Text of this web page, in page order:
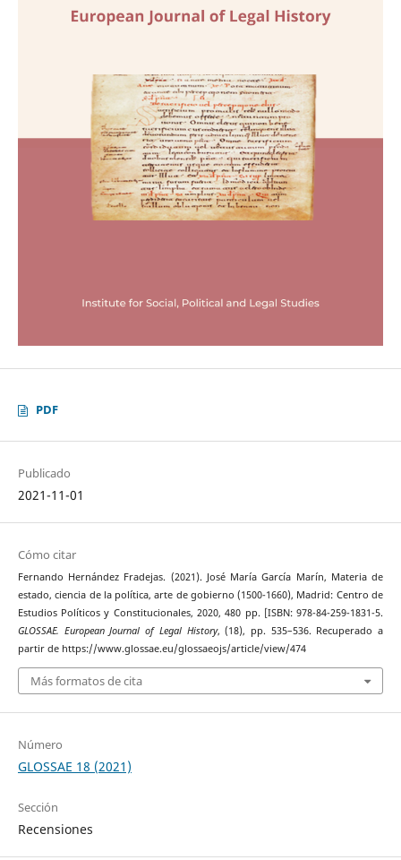
PDF
Publicado
2021-11-01
Cómo citar
Fernando Hernández Fradejas. (2021). José María García Marín, Materia de
estado, ciencia de la política, arte de gobierno (1500-1660), Madrid: Centro de
Estudios Políticos y Constitucionales, 2020, 480 pp. [ISBN: 978-84-259-1831-5.
GLOSSAE. European Journal of Legal History, (18), pp. 535–536. Recuperado a
partir de https://www.glossae.eu/glossaeojs/article/view/474
Más formatos de cita
Número
GLOSSAE 18 (2021)
Sección
Recensiones